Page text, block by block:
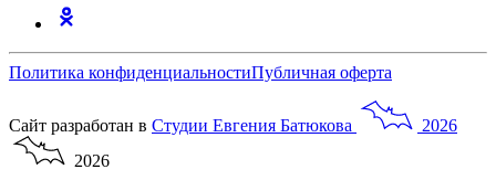
Политика конфиденциальностиПубличная оферта
Сайт разработан в Студии Евгения Батюкова
2026
2026